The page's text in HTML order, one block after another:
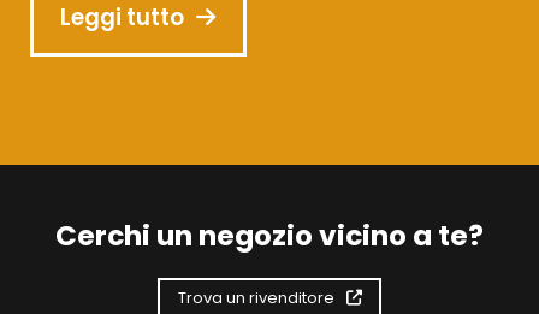
Leggi tutto
Cerchi un negozio vicino a te?
Trova un rivenditore